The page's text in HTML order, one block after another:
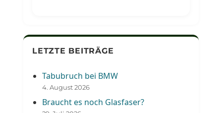
LETZTE BEITRÄGE
Tabubruch bei BMW
4. August 2026
Braucht es noch Glasfaser?